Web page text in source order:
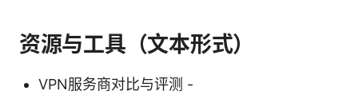
资源与工具（文本形式）
VPN服务商对比与评测 -